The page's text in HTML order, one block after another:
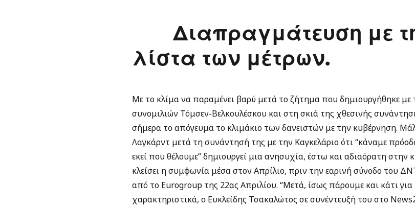
Διαπραγμάτευση με
λίστα των μέτρων.
Με το κλίμα να παραμένει βαρύ μετά το ζήτημα που δημιουργήθηκε
συνομιλιών Τόμσεν-Βελκουλέσκου και στη σκιά της χθεσινής
σήμερα το απόγευμα το κλιμάκιο των δανειστών με την κυβέρνηση.
Λαγκάρντ μετά τη συνάντησή της με την Καγκελάριο ότι “κάναμε
εκεί που θέλουμε” δημιουργεί μια ανησυχία, έστω και αδιαόρατη
κλείσει η συμφωνία μέσα στον Απρίλιο, πριν την εαρινή σύνοδο του
από το Eurogroup της 22ας Απριλίου. “Μετά, ίσως πάρουμε και κάτι για
χαρακτηριστικά, ο Ευκλείδης Τσακαλώτος σε συνέντευξή του στο